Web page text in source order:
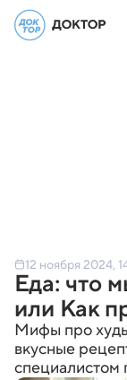
12 ноября 2024,
Еда: что
или Как
Мифы про
вкусные
специалистом